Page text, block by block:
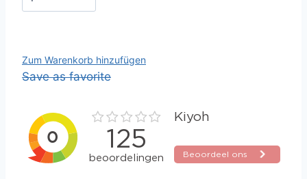
Zum Warenkorb hinzufügen
Save as favorite